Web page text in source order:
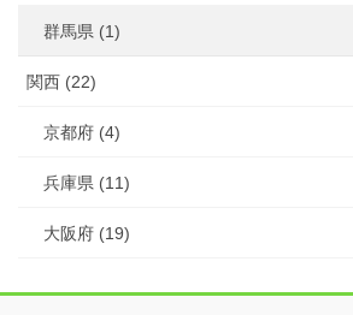
群馬県 (1)
関西 (22)
京都府 (4)
兵庫県 (11)
大阪府 (19)